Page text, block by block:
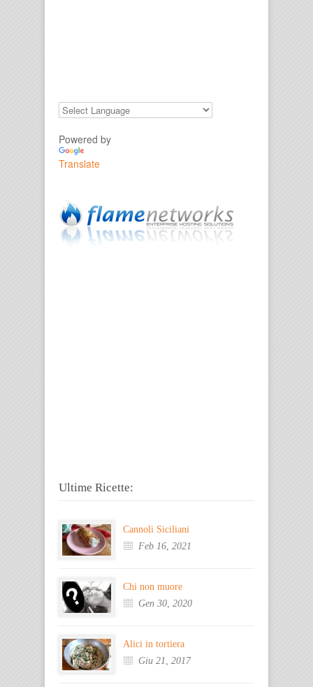
Powered by
Translate
Ultime Ricette:
Cannoli Siciliani
Feb 16, 2021
Chi non muore
Gen 30, 2020
Alici in tortiera
Giu 21, 2017